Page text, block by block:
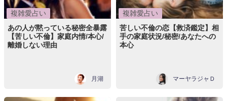
複雑愛占い
あの人が黙っている秘密全暴露
【苦しい不倫】家庭内情/本心/
離婚しない理由
月湖
複雑愛占い
苦しい不倫の恋【救済鑑定】相
手の家庭状況/秘密/あなたへの
本心
マーヤラジャＤ